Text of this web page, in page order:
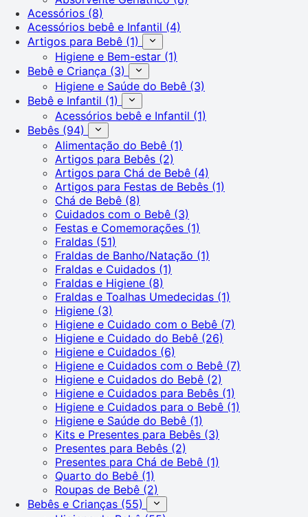
Acessórios (8)
Acessórios bebê e Infantil (4)
Artigos para Bebê (1)
Higiene e Bem-estar (1)
Bebê e Criança (3)
Higiene e Saúde do Bebê (3)
Bebê e Infantil (1)
Acessórios bebê e Infantil (1)
Bebês (94)
Alimentação do Bebê (1)
Artigos para Bebês (2)
Artigos para Chá de Bebê (4)
Artigos para Festas de Bebês (1)
Chá de Bebê (8)
Cuidados com o Bebê (3)
Festas e Comemorações (1)
Fraldas (51)
Fraldas de Banho/Natação (1)
Fraldas e Cuidados (1)
Fraldas e Higiene (8)
Fraldas e Toalhas Umedecidas (1)
Higiene (3)
Higiene e Cuidado com o Bebê (7)
Higiene e Cuidado do Bebê (26)
Higiene e Cuidados (6)
Higiene e Cuidados com o Bebê (7)
Higiene e Cuidados do Bebê (2)
Higiene e Cuidados para Bebês (1)
Higiene e Cuidados para o Bebê (1)
Higiene e Saúde do Bebê (1)
Kits e Presentes para Bebês (3)
Presentes para Bebês (2)
Presentes para Chá de Bebê (1)
Quarto do Bebê (1)
Roupas de Bebê (2)
Bebês e Crianças (55)